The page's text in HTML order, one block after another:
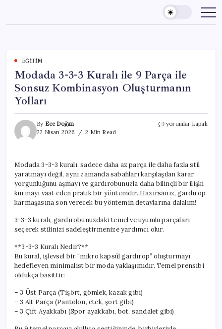
content
EĞITIM
Modada 3-3-3 Kuralı ile 9 Parça ile
Sonsuz Kombinasyon Oluşturmanın
Yolları
By Ece Doğan
22 Nisan 2026
2 Min Read
Modada
ile
9
Parça
ile
Sonsuz
Oluşturmanın
Yolları
yorumlar kapalı
Modada 3-3-3 kuralı, sadece daha az parça ile daha fazla stil
yaratmayı değil, aynı zamanda sabahları karşılaşılan karar
yorgunluğunu aşmayı ve gardırobunuzla daha bilinçli bir ilişki
kurmayı vaat eden pratik bir yöntemdir. Hazırsanız, gardırop
karmaşasına son verecek bu yöntemin detaylarına dalalım!
3-3-3 kuralı, gardırobunuzdaki temel ve uyumlu parçaları
seçerek stilinizi sadeleştirmenize yardımcı olur.
**3-3-3 Kuralı Nedir?**
Bu kural, işlevsel bir “mikro kapsül gardırop” oluşturmayı
hedefleyen minimalist bir moda yaklaşımıdır. Temel prensibi
oldukça basittir:
– 3 Üst Parça (Tişört, gömlek, kazak gibi)
– 3 Alt Parça (Pantolon, etek, şort gibi)
– 3 Çift Ayakkabı (Spor ayakkabı, bot, sandalet gibi)